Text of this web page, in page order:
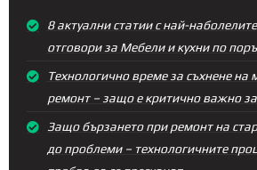
8 актуални статии с най-
отговори за Мебели и кухни по
Технологично време за съхнене на
ремонт – защо е критично важно за
Защо бързането при ремонт на
до проблеми – технологичните